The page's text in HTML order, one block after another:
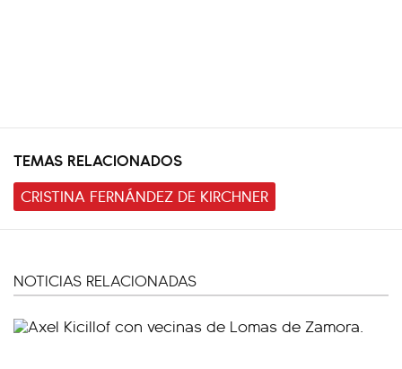
TEMAS RELACIONADOS
CRISTINA FERNÁNDEZ DE KIRCHNER
NOTICIAS RELACIONADAS